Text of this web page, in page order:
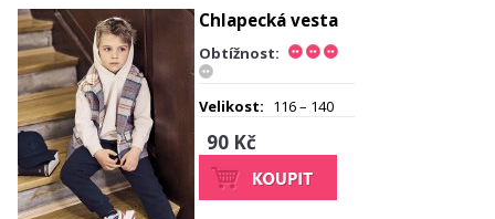
Chlapecká vesta
Obtížnost:
Velikost: 116 – 140
90 Kč